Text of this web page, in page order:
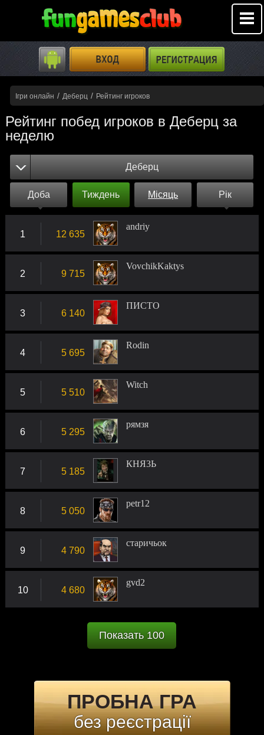
Ігри онлайн / Деберц / Рейтинг игроков
Рейтинг побед игроков в Деберц за
неделю
Деберц
Доба Тиждень Місяць Рік
1 12 635
andriy
2 9 715
VovchikKaktys
3 6 140
ПИСТО
4 5 695
Rodin
5 5 510
Witch
6 5 295
рямзя
7 5 185
КНЯ3Ь
8 5 050
petr12
9 4 790
старичьок
10 4 680
gvd2
Показать 100
ПРОБНА ГРА
без реєстрації